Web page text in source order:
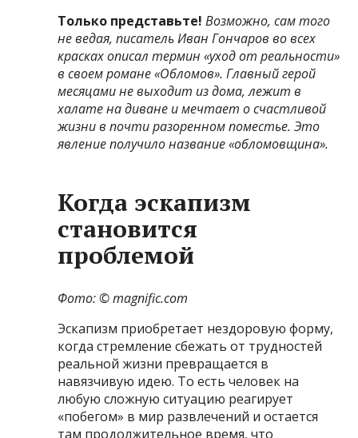
Только представьте!Возможно, сам того
не ведая, писатель Иван Гончаров во всех
красках описал термин «уход от реальности»
всвоем романе «Обломов». Главный герой
месяцами не выходит из дома, лежит в
халате на диване и мечтает о счастливой
жизни в почти разоренном поместье. Это
явление получило название «обломовщина».
Когда эскапизм
становится
проблемой
Фото: © magnific.com
Эскапизм приобретает нездоровую форму,
когда стремление сбежать от трудностей
реальной жизни превращается в
навязчивую идею. То есть человек на
любую сложную ситуацию реагирует
«побегом» в мир развлечений и остается
там продолжительное время, что